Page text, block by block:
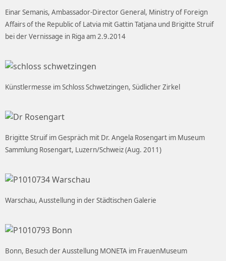
Einar Semanis, Ambassador-Director General, Ministry of Foreign
Affairs of the Republic of Latvia mit Gattin Tatjana und Brigitte Struif
bei der Vernissage in Riga am 2.9.2014
Künstlermesse im Schloss Schwetzingen, Südlicher Zirkel
Brigitte Struif im Gespräch mit Dr. Angela Rosengart im Museum
Sammlung Rosengart, Luzern/Schweiz (Aug. 2011)
Warschau, Ausstellung in der Städtischen Galerie
Bonn, Besuch der Ausstellung MONETA im FrauenMuseum